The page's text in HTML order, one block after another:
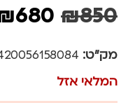
₪850
680
מק"ט:
המלאי אזל